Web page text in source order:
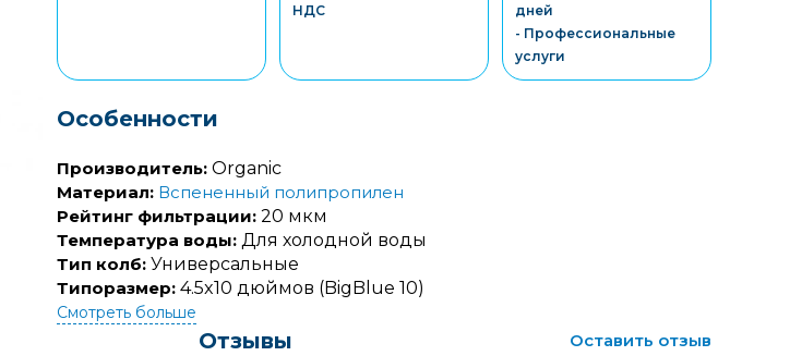
3-10 платежів, кредит 0.01%
Sens-Банк
3-10 платежів, кредит 0.01%
НДС
дней
- Профессиональные
услуги
Особенности
Производитель: Organic
Материал: Вспененный полипропилен
Рейтинг фильтрации: 20 мкм
Температура воды: Для холодной воды
Тип колб: Универсальные
Типоразмер: 4.5x10 дюймов (BigBlue 10)
Смотреть больше
Отзывы
Оставить отзыв